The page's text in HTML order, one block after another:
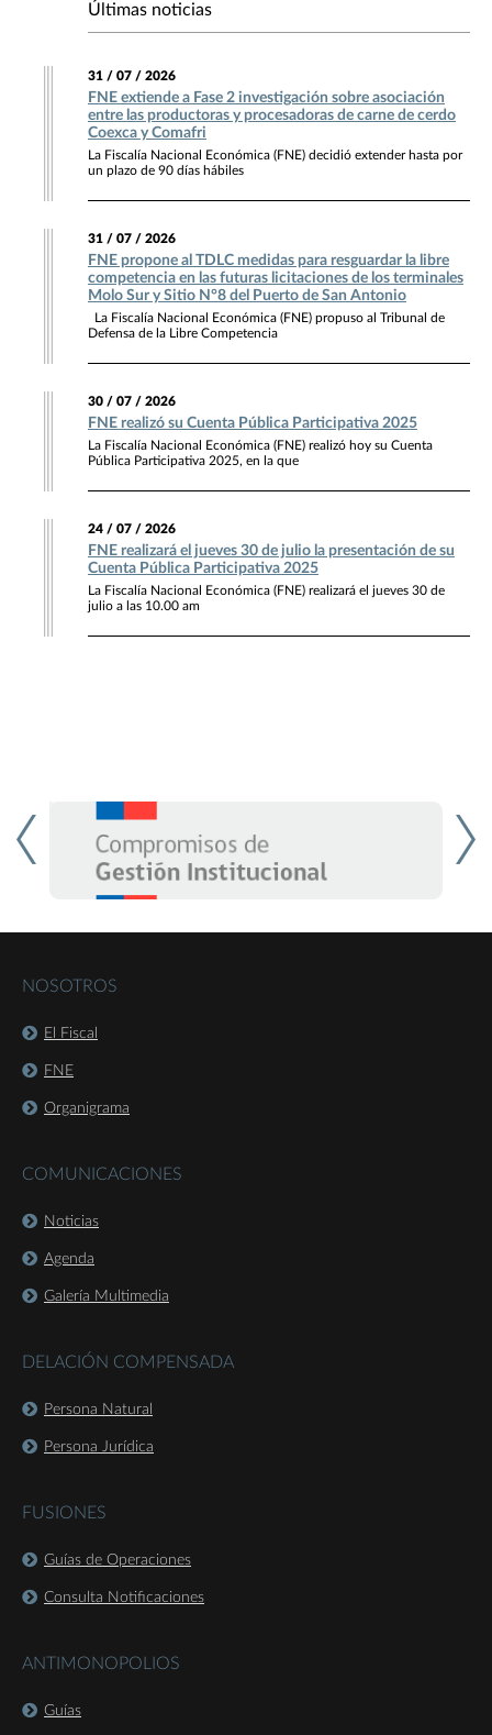
Últimas noticias
31 / 07 / 2026
FNE extiende a Fase 2 investigación sobre asociación
entre las productoras y procesadoras de carne de cerdo
Coexca y Comafri
La Fiscalía Nacional Económica (FNE) decidió extender hasta por
un plazo de 90 días hábiles
31 / 07 / 2026
FNE propone al TDLC medidas para resguardar la libre
competencia en las futuras licitaciones de los terminales
Molo Sur y Sitio N°8 del Puerto de San Antonio
La Fiscalía Nacional Económica (FNE) propuso al Tribunal de
Defensa de la Libre Competencia
30 / 07 / 2026
FNE realizó su Cuenta Pública Participativa 2025
La Fiscalía Nacional Económica (FNE) realizó hoy su Cuenta
Pública Participativa 2025, en la que
24 / 07 / 2026
FNE realizará el jueves 30 de julio la presentación de su
Cuenta Pública Participativa 2025
La Fiscalía Nacional Económica (FNE) realizará el jueves 30 de
julio a las 10.00 am
NOSOTROS
El Fiscal
FNE
Organigrama
COMUNICACIONES
Noticias
Agenda
Galería Multimedia
DELACIÓN COMPENSADA
Persona Natural
Persona Jurídica
FUSIONES
Guías de Operaciones
Consulta Notificaciones
ANTIMONOPOLIOS
Guías